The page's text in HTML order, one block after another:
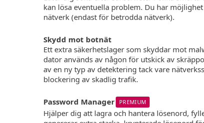
kan lösa eventuella problem. Du har
nätverk (endast för betrodda nätverk).
Skydd mot botnät
Ett extra säkerhetslager som skyddar mot
dator används av någon för utskick av
av en ny typ av detektering tack vare
blockering av skadlig trafik.
Password Manager PREMIUM
Hjälper dig att lagra och hantera lösenord,